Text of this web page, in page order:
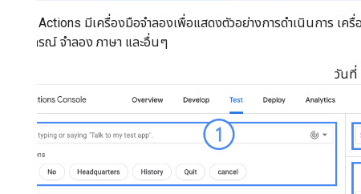
คอนโซล Actions มีเครื่องมือจำลองเพื่อแสดงตัวอย่างการดำเนินการ
ของอุปกรณ์ จำลอง ภาษา และอื่นๆ
วันที่